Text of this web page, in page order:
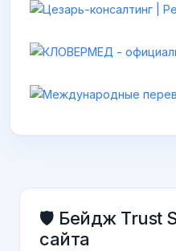
🛡️ Бейдж Trust
сайта